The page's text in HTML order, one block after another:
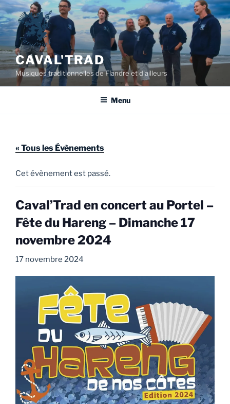
Aller
au
contenu
principal
CAVAL'TRAD
Musiques traditionnelles de Flandre et d'ailleurs
Menu
« Tous les Évènements
Cet évènement est passé.
Caval’Trad en concert au Portel –
Fête du Hareng – Dimanche 17
novembre 2024
17 novembre 2024